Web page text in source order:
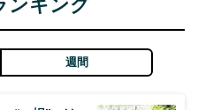
ンキング
週間